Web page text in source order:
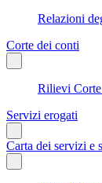
Relazioni
Corte dei conti
Rilievi
Servizi erogati
Carta dei servizi e